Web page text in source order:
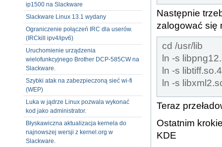
Następnie
zalogować się
cd /usr/lib
ln -s
ln -s
ln -s
Teraz
Ostatnim
KDE
ip1500 na Slackware
Slackware Linux 13.1 wydany
Ograniczenie połączeń IRC dla userów.
(IRCkill ipv4/ipv6)
Uruchomienie urządzenia
wielofunkcyjnego Brother DCP-585CW na
Slackware.
Szybki atak na zabezpieczoną sieć wi-fi
(WEP)
Luka w jądrze Linux pozwala wykonać
kod jako administrator.
Błyskawiczna aktualizacja kernela do
najnowszej wersji z kernel.org w
Slackware.